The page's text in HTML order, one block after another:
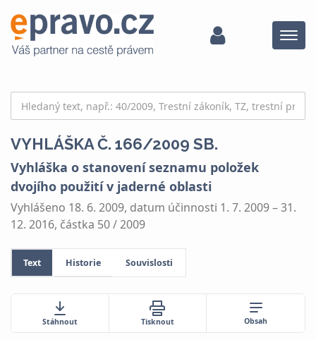
Menu
VYHLÁŠKA Č. 166/2009 SB.
Vyhláška o stanovení seznamu položek
dvojího použití v jaderné oblasti
Vyhlášeno 18. 6. 2009, datum účinnosti 1. 7. 2009 – 31.
12. 2016, částka 50 / 2009
Text Historie Souvislosti
Stáhnout Tisknout Obsah